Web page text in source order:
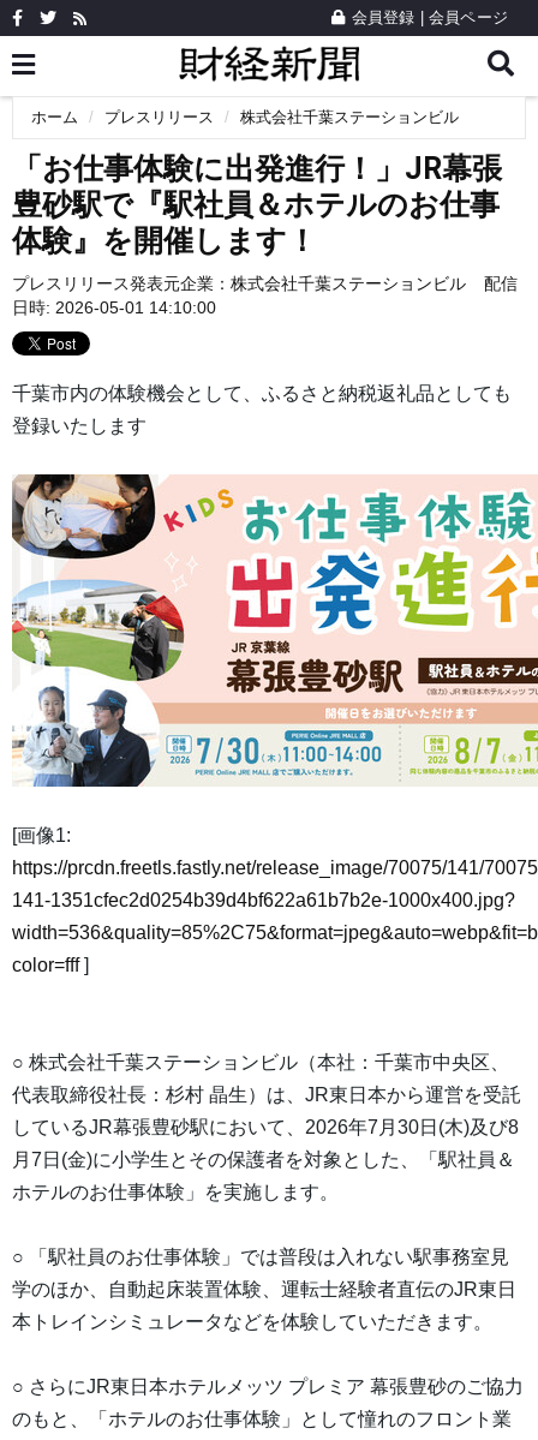
会員登録 会員ページ
ホーム プレスリリース 株式会社千葉ステーションビル
「お仕事体験に出発進行！」JR幕張
豊砂駅で『駅社員＆ホテルのお仕事
体験』を開催します！
プレスリリース発表元企業： 株式会社千葉ステーションビル
配信
日時: 2026-05-01 14:10:00
千葉市内の体験機会として、ふるさと納税返礼品としても
登録いたします
[画像1:
https://prcdn.freetls.fastly.net/release_image/70075/141/
141-1351cfec2d0254b39d4bf622a61b7b2e-1000x400.jpg?
color=fff]
○ 株式会社千葉ステーションビル（本社：千葉市中央区、
代表取締役社長：杉村 晶生）は、JR東日本から運営を受託
しているJR幕張豊砂駅において、2026年7月30日(木)及び8
月7日(金)に小学生とその保護者を対象とした、「駅社員＆
ホテルのお仕事体験」を実施します。
○ 「駅社員のお仕事体験」では普段は入れない駅事務室見
学のほか、自動起床装置体験、運転士経験者直伝のJR東日
本トレインシミュレータなどを体験していただきます。
○ さらにJR東日本ホテルメッツ プレミア 幕張豊砂のご協力
のもと、「ホテルのお仕事体験」として憧れのフロント業